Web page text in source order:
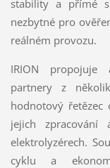
stability a přímé
nezbytné pro
reálném provozu.
IRION propojuje
partnery z
hodnotový
jejich zpracování
elektrolyzérech.
cyklu a